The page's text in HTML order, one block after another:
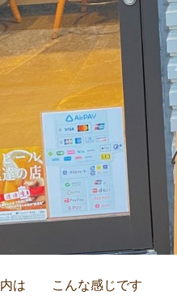
は こんな感じです